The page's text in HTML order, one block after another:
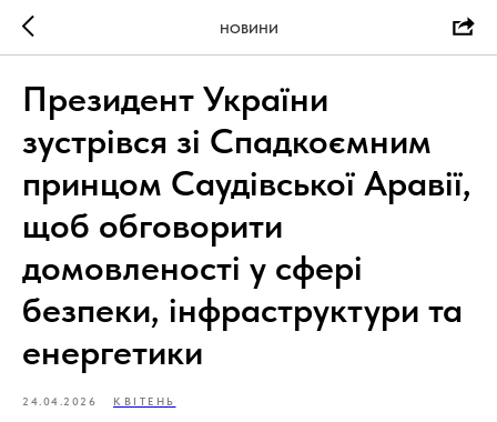
НОВИНИ
Президент України
зустрівся зі Спадкоємним
принцом Саудівської Аравії,
щоб обговорити
домовленості у сфері
безпеки, інфраструктури та
енергетики
24.04.2026 КВІТЕНЬ